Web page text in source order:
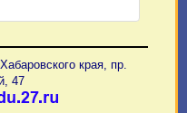
края, пр.
47